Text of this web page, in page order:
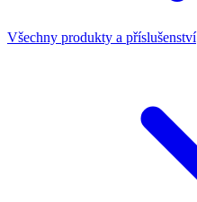
Všechny produkty a příslušenství